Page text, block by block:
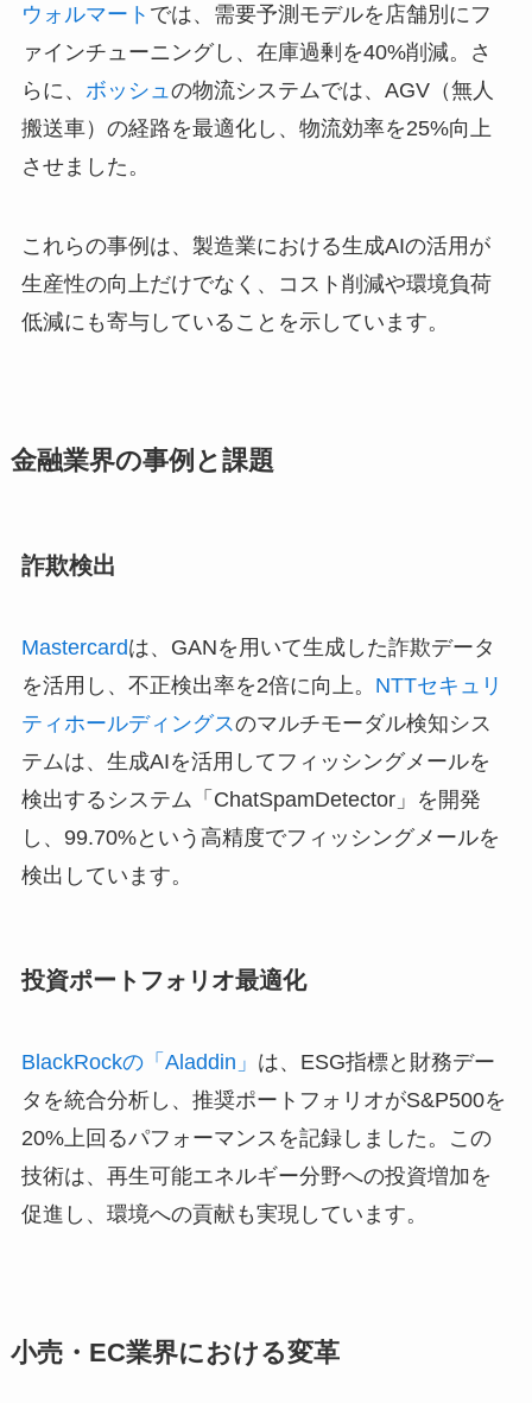
ウォルマート では、需要予測モデルを店舗別にフ
ァインチューニングし、在庫過剰を40%削減。さ
らに、 ボッシュ の物流システムでは、AGV（無人
搬送車）の経路を最適化し、物流効率を25%向上
させました。
これらの事例は、製造業における生成AIの活用が
生産性の向上だけでなく、コスト削減や環境負荷
低減にも寄与していることを示しています。
金融業界の事例と課題
詐欺検出
Mastercardは、GANを用いて生成した詐欺データ
を活用し、不正検出率を2倍に向上。 NTTセキュリ
ティホールディングスのマルチモーダル検知シス
テムは、生成AIを活用してフィッシングメールを
検出するシステム「ChatSpamDetector」を開発
し、99.70%という高精度でフィッシングメールを
検出しています。
投資ポートフォリオ最適化
BlackRockの「Aladdin」 は、ESG指標と財務デー
タを統合分析し、推奨ポートフォリオがS&P500を
20%上回るパフォーマンスを記録しました。この
技術は、再生可能エネルギー分野への投資増加を
促進し、環境への貢献も実現しています。
小売・EC業界における変革